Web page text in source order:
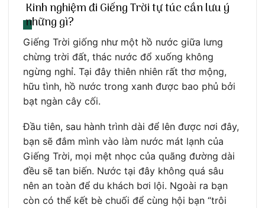
Kinh nghiệm đi Giếng Trời tự túc cần lưu ý
những gì?
Giếng Trời giống như một hồ nước giữa lưng
chừng trời đất, thác nước đổ xuống không
ngừng nghỉ. Tại đây thiên nhiên rất thơ mộng,
hữu tình, hồ nước trong xanh được bao phủ bởi
bạt ngàn cây cối.
Đầu tiên, sau hành trình dài để lên được nơi đây,
bạn sẽ đắm mình vào làm nước mát lạnh của
Giếng Trời, mọi mệt nhọc của quãng đường dài
đều sẽ tan biến. Nước tại đây không quá sâu
nên an toàn để du khách bơi lội. Ngoài ra bạn
còn có thể kết bè chuối để cùng hội bạn “trôi